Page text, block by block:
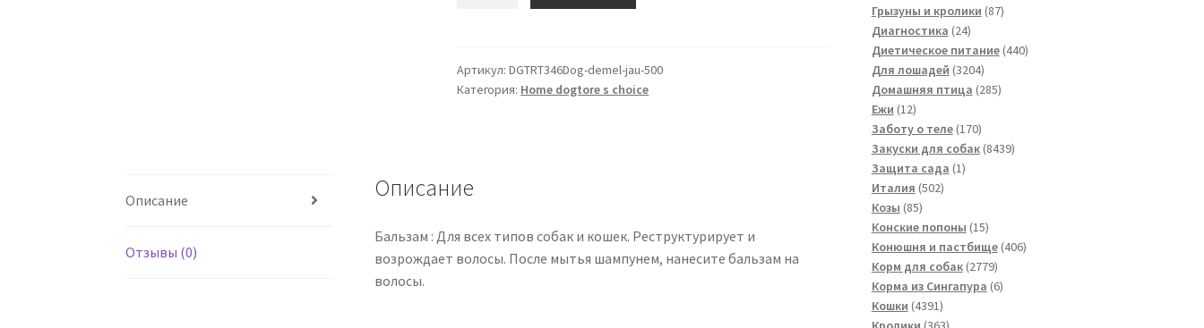
ДУШУ
Dogteur
мл
Артикул:DGTRT346Dog-demel-jau-500
Категория: Home dogtore s choice
Описание
Отзывы (0)
Описание
Бальзам : Для всех типов собак и кошек. Реструктурирует и
возрождает волосы. После мытья шампунем, нанесите бальзам на
волосы.
товара
Грызуны и кролики 8787
Диагностика 2424
товара
Диетическое питание 440440
Для лошадей 32043204
товара
Домашняя птица 285285
Ежи 1212
товаров
Заботу о теле 170170
товаров
Закуски для собак 84398439
Защита сада 11
Италия 502502
Козы 8585
товаров
Конские попоны 1515
товаров
Конюшня и пастбище 406406
Корм для собак 27792779
товаров
Корма из Сингапура 66
Кошки 43914391
товар
363